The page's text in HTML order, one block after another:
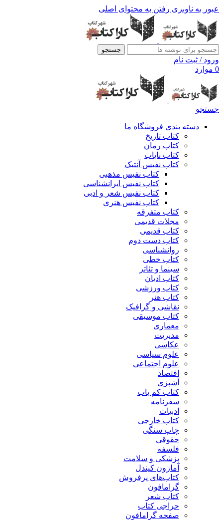
عبور به ناوبری رفتن به محتوای اصلی
جستجو
ورود / ثبت نام
0 موارد
جستجو
دسته بندی فروشگاه ما
کتاب تاریخ
کتاب رمان
کتاب نایاب
کتاب نفیس آنتیک
کتاب نفیس مذهبی
کتاب نفیس ایرانشناسی
کتاب نفیس شعر و ادبی
کتاب نفیس هنری
کتاب متفرقه
مجلات قدیمی
کتاب قدیمی
کتاب دست دوم
روانشناسی
کتاب خطی
سینما و تئاتر
کتاب ادیان
کتاب ورزشی
کتاب هنر
نقاشی و گرافیک
کتاب موسیقی
معماری
مدیریت
عکاسی
علوم سیاسی
علوم اجتماعی
اقتصاد
آشپزی
کتاب کم یاب
سفرنامه
ادبیات
کتاب خارجی
چاپ سنگی
حقوقی
فلسفه
پزشکی و سلامت
آمازون کیندل
کتاب‌های پرفروش
گرامافون
کتاب شعر
حراجی کتاب
صفحه گرامافون